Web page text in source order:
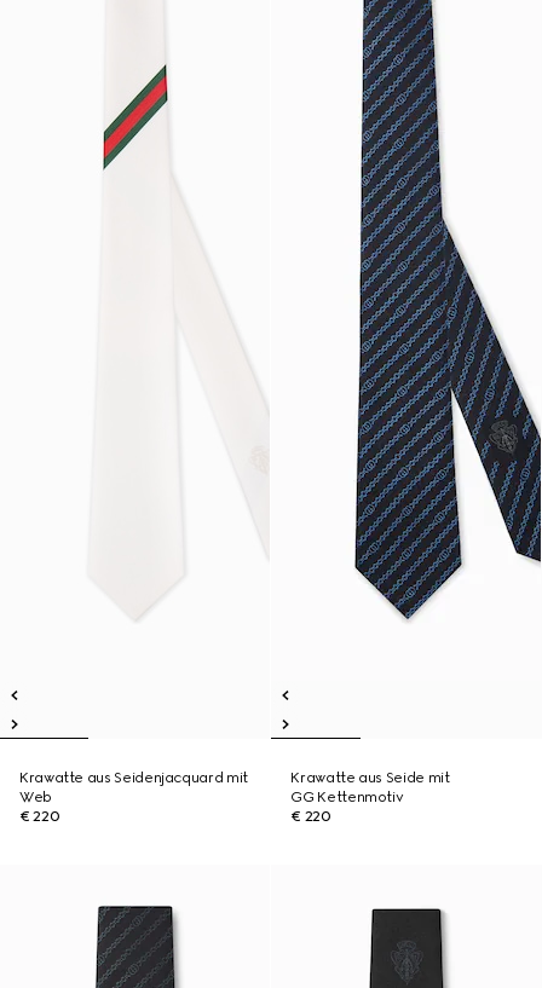
Krawatte aus Seidenjacquard mit
Web
€ 220
Krawatte aus Seide mit
GG Kettenmotiv
€ 220